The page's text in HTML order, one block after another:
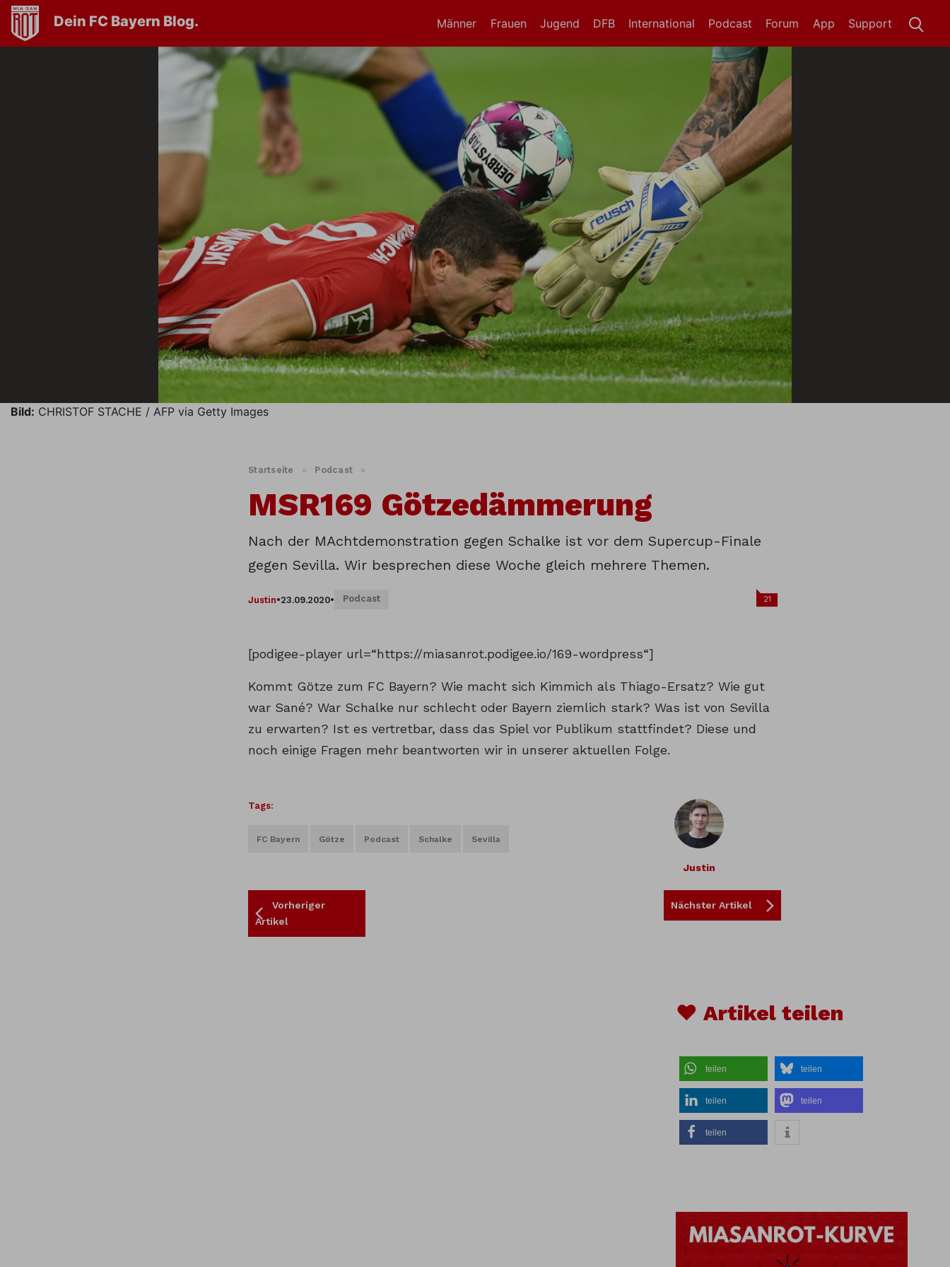
Dein FC Bayern Blog. Männer Frauen Jugend DFB International Support
App
Forum
Podcast
Bild: CHRISTOF STACHE / AFP via Getty Images
Startseite » Podcast »
MSR169 Götzedämmerung
Nach der MAchtdemonstration gegen Schalke ist vor dem Supercup-Finale
gegen Sevilla. Wir besprechen diese Woche gleich mehrere Themen.
Justin•23.09.2020• Podcast 21
[podigee-player url=“https://miasanrot.podigee.io/169-wordpress“]
Kommt Götze zum FC Bayern? Wie macht sich Kimmich als Thiago-Ersatz? Wie gut
war Sané? War Schalke nur schlecht oder Bayern ziemlich stark? Was ist von Sevilla
zu erwarten? Ist es vertretbar, dass das Spiel vor Publikum stattfindet? Diese und
noch einige Fragen mehr beantworten wir in unserer aktuellen Folge.
Tags:
FC Bayern Götze Podcast Schalke Sevilla
Justin
Vorheriger
Artikel
Nächster Artikel
♥ Artikel teilen
teilen teilen
teilen teilen
teilen